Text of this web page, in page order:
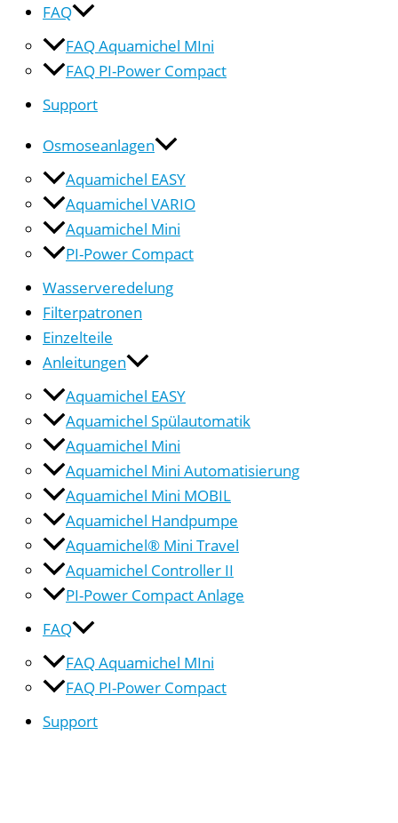
FAQ
FAQ Aquamichel MIni
FAQ PI-Power Compact
Support
Osmoseanlagen
Aquamichel EASY
Aquamichel VARIO
Aquamichel Mini
PI-Power Compact
Wasserveredelung
Filterpatronen
Einzelteile
Anleitungen
Aquamichel EASY
Aquamichel Spülautomatik
Aquamichel Mini
Aquamichel Mini Automatisierung
Aquamichel Mini MOBIL
Aquamichel Handpumpe
Aquamichel® Mini Travel
Aquamichel Controller II
PI-Power Compact Anlage
FAQ
FAQ Aquamichel MIni
FAQ PI-Power Compact
Support